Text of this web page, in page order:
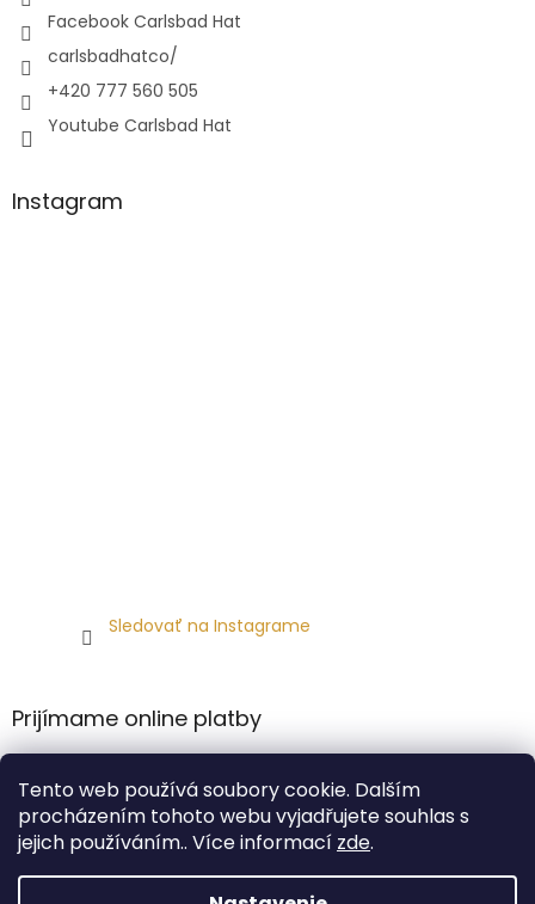
Tento web používá soubory cookie. Dalším
procházením tohoto webu vyjadřujete souhlas s
jejich používáním.. Více informací zde.
Facebook Carlsbad Hat
carlsbadhatco/
+420 777 560 505
Youtube Carlsbad Hat
Instagram
Sledovať na Instagrame
Prijímame online platby
Vytvoril Shoptet